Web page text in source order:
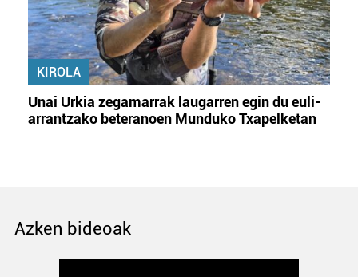
KIROLA
Unai Urkia zegamarrak laugarren egin du euli-
arrantzako beteranoen Munduko Txapelketan
Azken bideoak